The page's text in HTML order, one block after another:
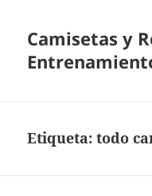
Camisetas y
Etiqueta:todo